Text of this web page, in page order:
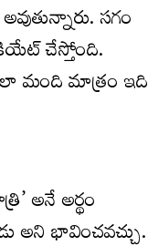
సగం
చేస్తోంది.
మంది మాత్రం ఇది
అనే అర్థం
అని భావించవచ్చు.